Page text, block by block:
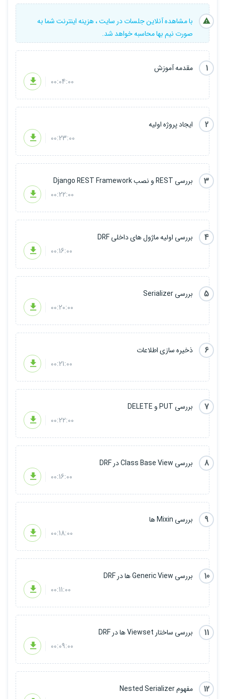
با مشاهده آنلاین جلسات در سایت ، هزینه اینترنت شما به
صورت نیم بها محاسبه خواهد شد.
1
مقدمه آموزش
00:04:00
2
ایجاد پروژه اولیه
00:23:00
3
بررسی REST و نصب Django REST Framework
00:22:00
4
بررسی اولیه ماژول های داخلی DRF
00:16:00
5
بررسی Serializer
00:20:00
6
ذخیره سازی اطلاعات
00:21:00
7
بررسی PUT و DELETE
00:22:00
8
بررسی Class Base View در DRF
00:16:00
9
بررسی Mixin ها
00:18:00
10
بررسی Generic View ها در DRF
00:11:00
11
بررسی ساختار Viewset ها در DRF
00:09:00
12
مفهوم Nested Serializer